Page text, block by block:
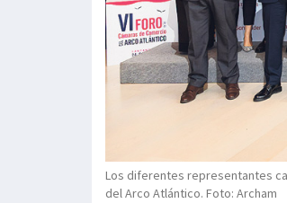
Los diferentes representantes
del Arco Atlántico. Foto: Archam